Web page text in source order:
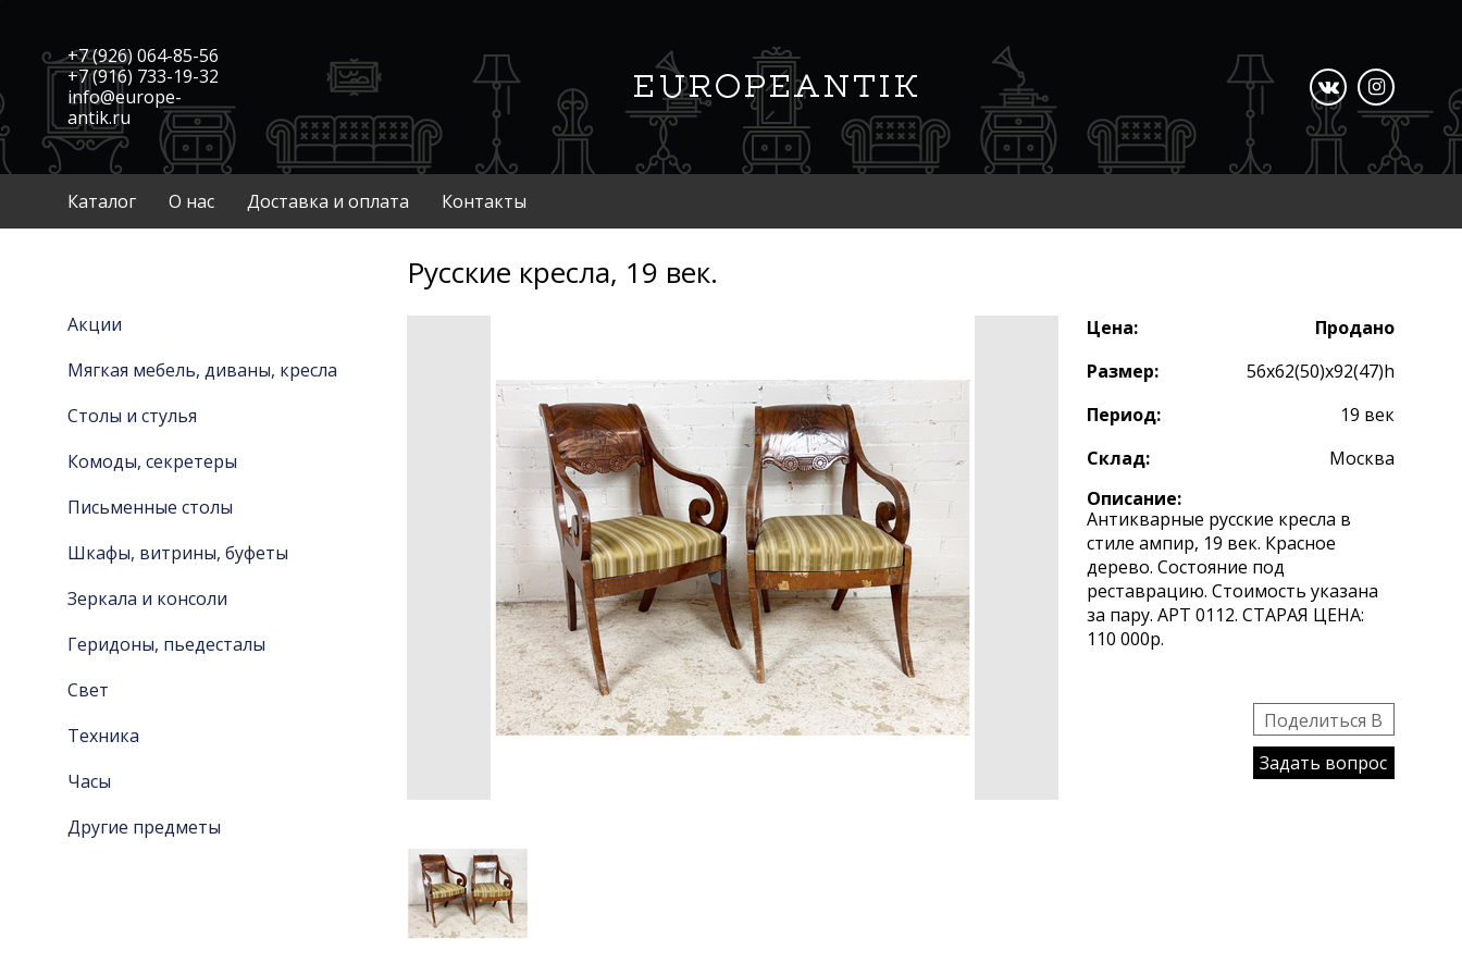
+7 (926) 064-85-56
+7 (916) 733-19-32
info@europe-
antik.ru
Каталог О нас Доставка и оплата Контакты
Акции
Мягкая мебель, диваны, кресла
Столы и стулья
Комоды, секретеры
Письменные столы
Шкафы, витрины, буфеты
Зеркала и консоли
Геридоны, пьедесталы
Свет
Техника
Часы
Другие предметы
Русские кресла, 19 век.
Цена:
Продано
Размер:
56х62(50)х92(47)h
Период:
19 век
Склад:
Москва
Описание:
Антикварные русские кресла в
стиле ампир, 19 век. Красное
дерево. Состояние под
реставрацию. Стоимость указана
за пару. АРТ 0112. СТАРАЯ ЦЕНА:
110 000р.
Поделиться B
Задать вопрос